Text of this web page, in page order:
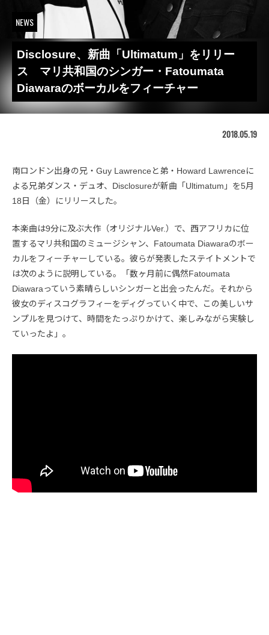
NEWS
Disclosure、新曲「Ultimatum」をリリー
ス マリ共和国のシンガー・Fatoumata
Diawaraのボーカルをフィーチャー
2018.05.19
南ロンドン出身の兄・Guy Lawrenceと弟・Howard Lawrenceに
よる兄弟ダンス・デュオ、Disclosureが新曲「Ultimatum」を5月
18日（金）にリリースした。
本楽曲は9分に及ぶ大作（オリジナルVer.）で、西アフリカに位
置するマリ共和国のミュージシャン、Fatoumata Diawaraのボー
カルをフィーチャーしている。彼らが発表したステイトメントで
は次のように説明している。「数ヶ月前に偶然Fatoumata
Diawaraっていう素晴らしいシンガーと出会ったんだ。それから
彼女のディスコグラフィーをディグっていく中で、この美しいサ
ンプルを見つけて、時間をたっぷりかけて、楽しみながら実験し
ていったよ」。